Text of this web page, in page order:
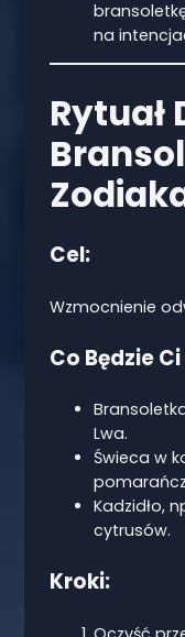
na
Rytuał
Cel:
Wzmocnienie
Co Będzie
Lwa.
Świeca w
Kadzidło,
cytrusów.
Kroki: